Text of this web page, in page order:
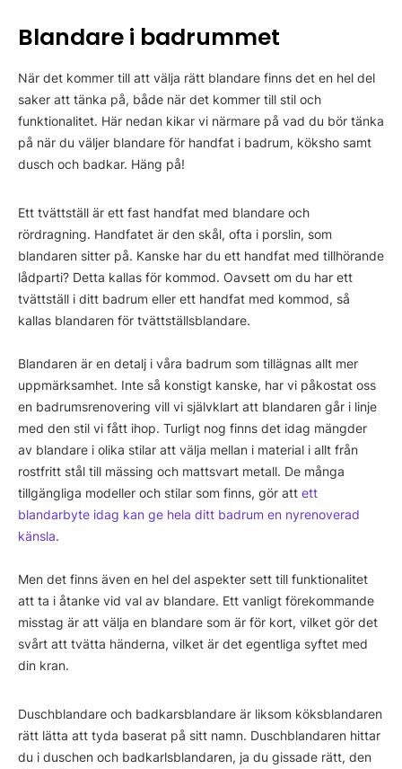
Blandare i badrummet
När det kommer till att välja rätt blandare finns det en hel del
saker att tänka på, både när det kommer till stil och
funktionalitet. Här nedan kikar vi närmare på vad du bör tänka
på när du väljer blandare för handfat i badrum, köksho samt
dusch och badkar. Häng på!
Ett tvättställ är ett fast handfat med blandare och
rördragning. Handfatet är den skål, ofta i porslin, som
blandaren sitter på. Kanske har du ett handfat med tillhörande
lådparti? Detta kallas för kommod. Oavsett om du har ett
tvättställ i ditt badrum eller ett handfat med kommod, så
kallas blandaren för tvättställsblandare.
Blandaren är en detalj i våra badrum som tillägnas allt mer
uppmärksamhet. Inte så konstigt kanske, har vi påkostat oss
en badrumsrenovering vill vi självklart att blandaren går i linje
med den stil vi fått ihop. Turligt nog finns det idag mängder
av blandare i olika stilar att välja mellan i material i allt från
rostfritt stål till mässing och mattsvart metall. De många
tillgängliga modeller och stilar som finns, gör att ett
blandarbyte idag kan ge hela ditt badrum en nyrenoverad
känsla.
Men det finns även en hel del aspekter sett till funktionalitet
att ta i åtanke vid val av blandare. Ett vanligt förekommande
misstag är att välja en blandare som är för kort, vilket gör det
svårt att tvätta händerna, vilket är det egentliga syftet med
din kran.
Duschblandare och badkarsblandare är liksom köksblandaren
rätt lätta att tyda baserat på sitt namn. Duschblandaren hittar
du i duschen och badkarlsblandaren, ja du gissade rätt, den